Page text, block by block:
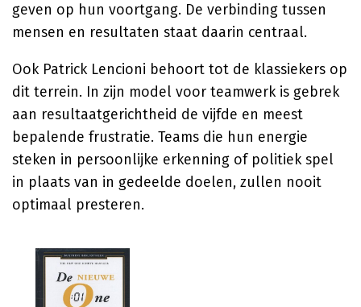
geven op hun voortgang. De verbinding tussen
mensen en resultaten staat daarin centraal.
Ook Patrick Lencioni behoort tot de klassiekers op
dit terrein. In zijn model voor teamwerk is gebrek
aan resultaatgerichtheid de vijfde en meest
bepalende frustratie. Teams die hun energie
steken in persoonlijke erkenning of politiek spel
in plaats van in gedeelde doelen, zullen nooit
optimaal presteren.